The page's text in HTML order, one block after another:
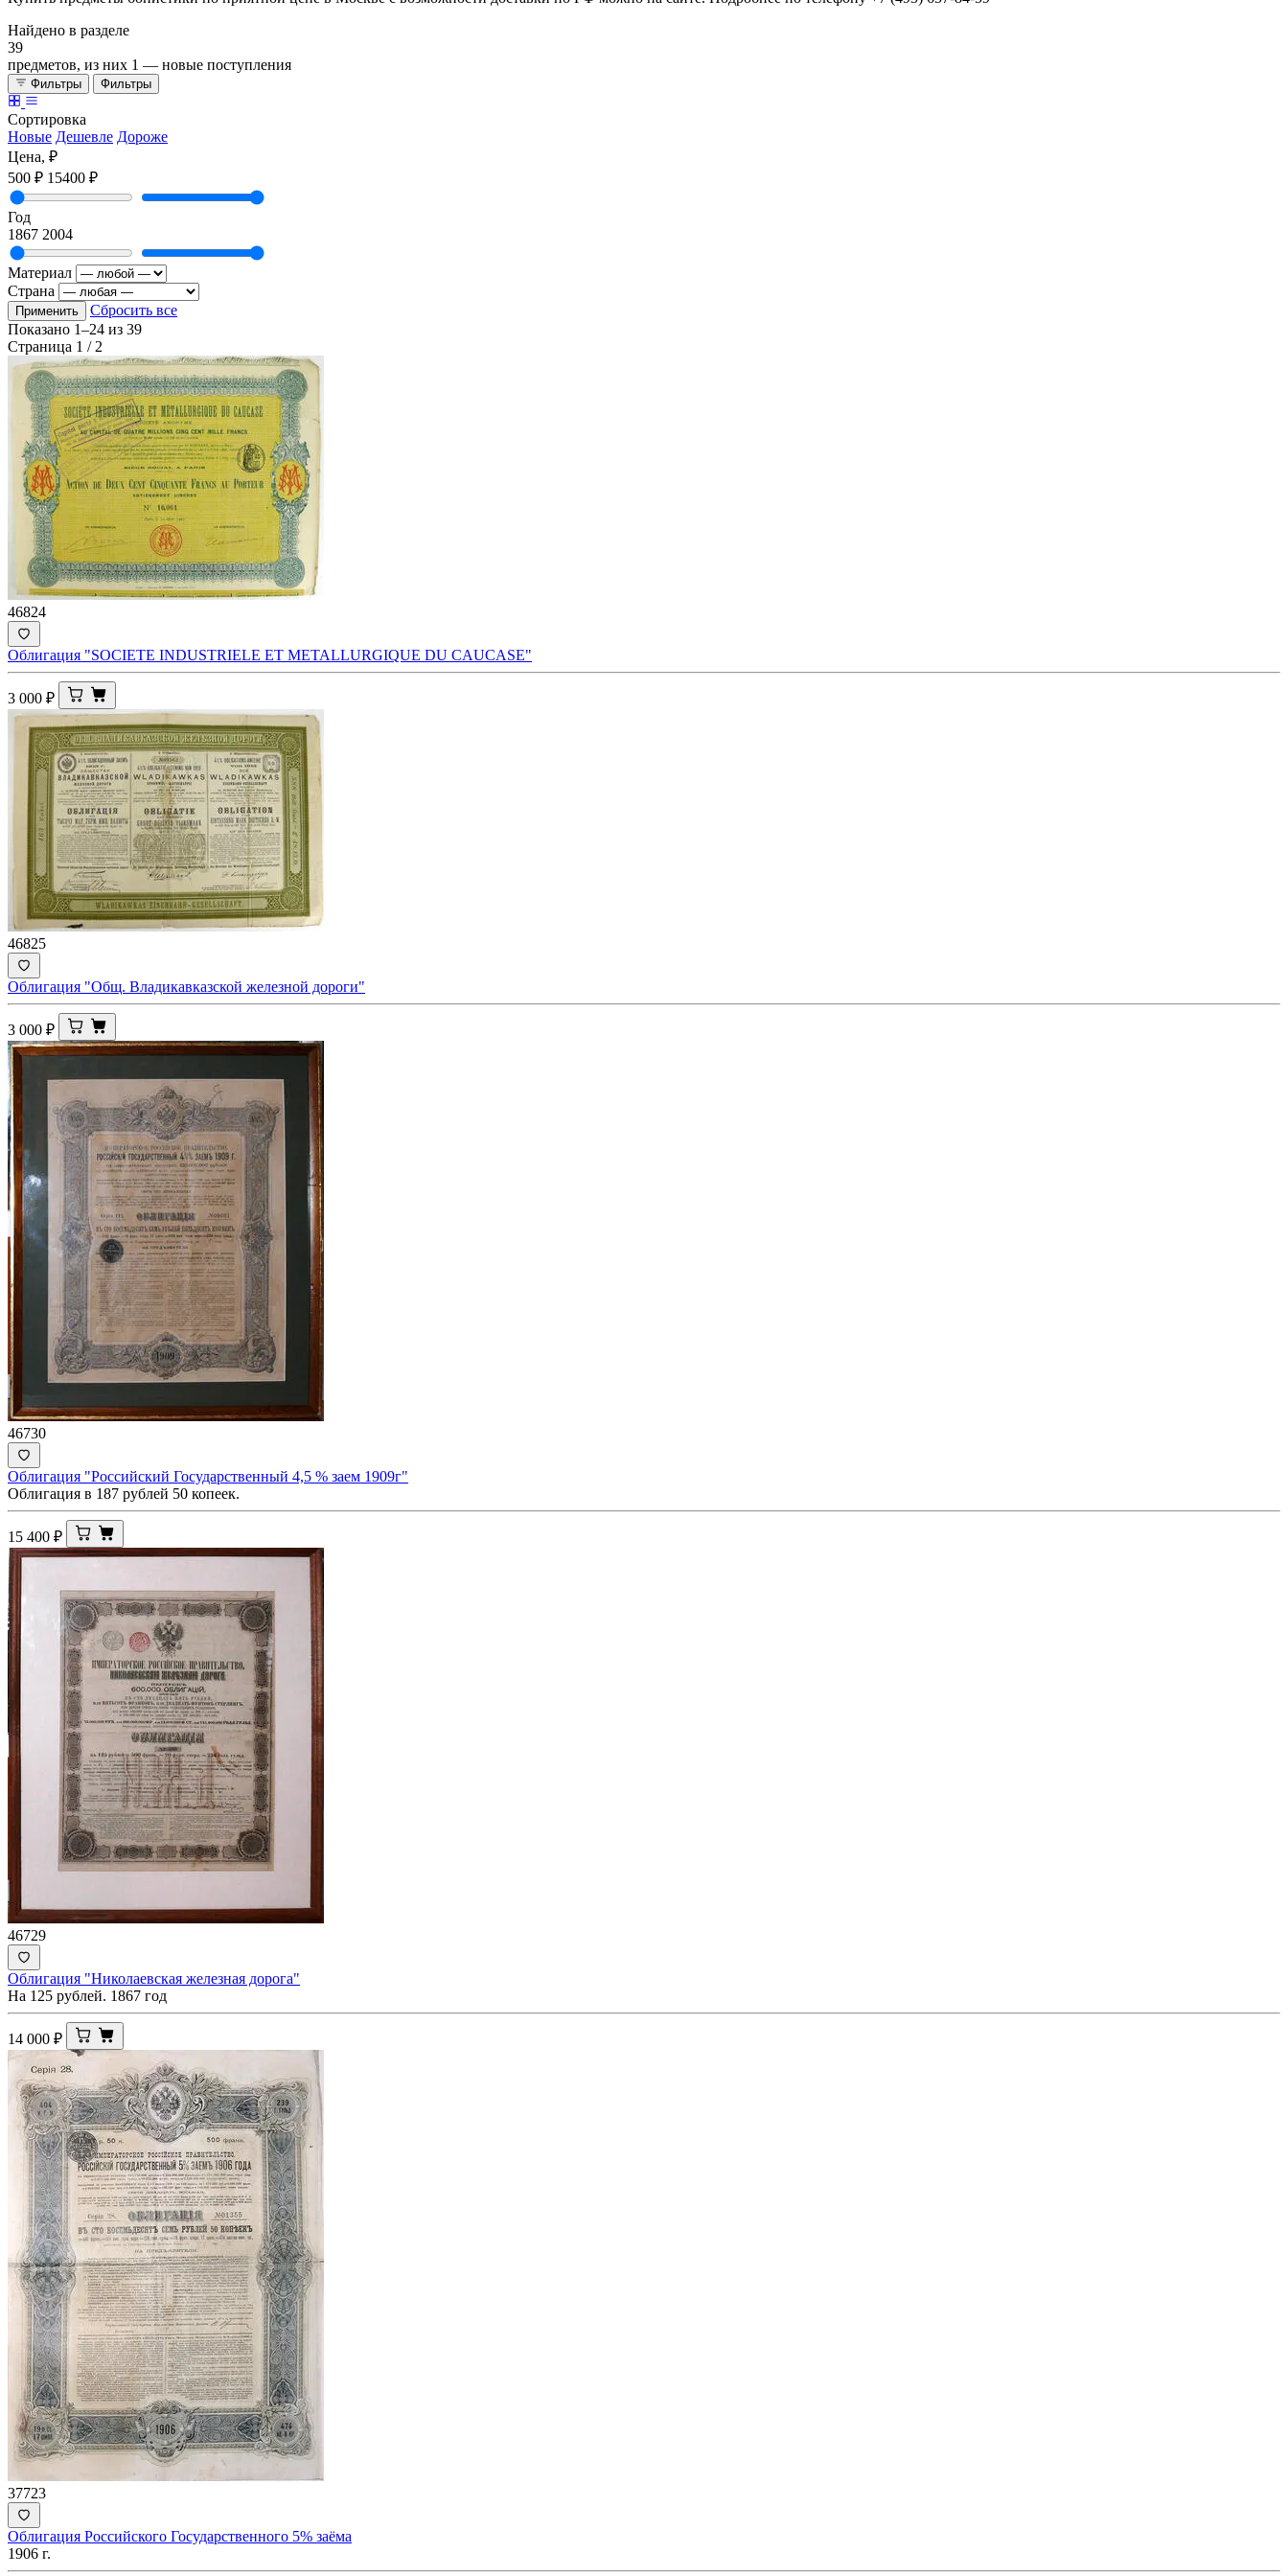
Найдено в разделе
39
предметов, из них 1 — новые поступления
Фильтры Фильтры
Сортировка
Новые Дешевле Дороже
Цена, ₽
500 ₽ 15400 ₽
Год
1867 2004
Материал
Страна
Применить
Сбросить все
Показано 1–24 из 39
Страница 1 / 2
46824
Облигация "SOCIETE INDUSTRIELE ET METALLURGIQUE DU CAUCASE"
3 000 ₽
46825
Облигация "Общ. Владикавказской железной дороги"
3 000 ₽
46730
Облигация "Российский Государственный 4,5 % заем 1909г"
Облигация в 187 рублей 50 копеек.
15 400 ₽
46729
Облигация "Николаевская железная дорога"
На 125 рублей. 1867 год
14 000 ₽
37723
Облигация Российского Государственного 5% заёма
1906 г.